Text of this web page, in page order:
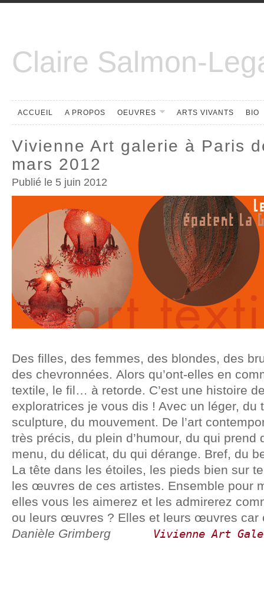
Claire Salmon-
ACCUEIL A PROPOS OEUVRES ARTS VIVANTS BIO
Vivienne Art galerie à Paris
mars 2012
Publié le 5 juin 2012
Des filles, des femmes, des blondes, des
des chevronnées. Alors qu’ont-elles en
textile, le fil… à retorde. C’est une histoire
exploratrices je vous dis ! Avec un léger, du
sculpture, du mouvement. De l’art
très précis, du plein d’humour, du qui prend
menu, du délicat, du qui dérange. Bref, du
La tête dans les étoiles, les pieds bien sur
les œuvres de ces artistes. Ensemble pour
elles vous les aimerez et les admirerez
ou leurs œuvres ? Elles et leurs œuvres car
Danièle Grimberg Vivienne Art